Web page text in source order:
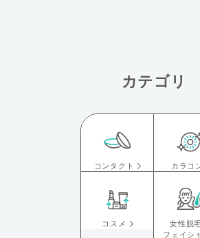
カテゴリ
コンタクト カラコ
コスメ
女性脱
フェイシ